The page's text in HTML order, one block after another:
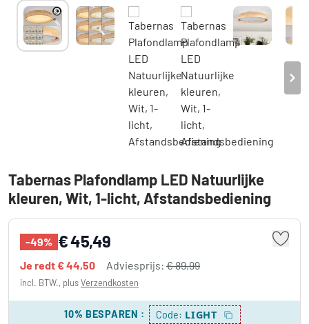
Tabernas Plafondlamp LED Natuurlijke
kleuren, Wit, 1-licht, Afstandsbediening
-49% € 45,49
Je redt€ 44,50 Adviesprijs: € 89,99
incl. BTW., plusVerzendkosten
10% BESPAREN : Code: LIGHT